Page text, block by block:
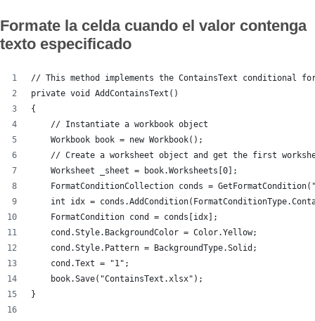
Formate la celda cuando el valor contenga
texto especificado
// This method implements the ContainsText conditional
private void AddContainsText()
{
    // Instantiate a workbook object
    Workbook book = new Workbook();
// Create a worksheet object and get the first
    Worksheet _sheet = book.Worksheets[0];
FormatConditionCollection conds =
int idx =
    FormatCondition cond = conds[idx];
    cond.Style.BackgroundColor = Color.Yellow;
    cond.Style.Pattern = BackgroundType.Solid;
    cond.Text = "1";
    book.Save("ContainsText.xlsx");
}